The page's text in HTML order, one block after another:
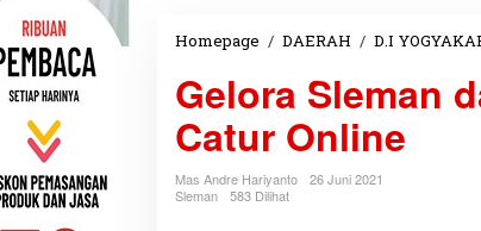
Homepage / DAERAH / D.I
Gelora Sleman
Catur Online
Mas Andre Hariyanto
26 Juni 2021
Sleman
583 Dilihat